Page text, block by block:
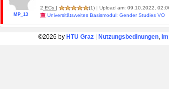
MP_13
2 ECs | (1) | Upload am: 09.10.2022,
Universitätsweites Basismodul: Gender Studies VO
©2026 by HTU Graz| Nutzungsbedinungen,